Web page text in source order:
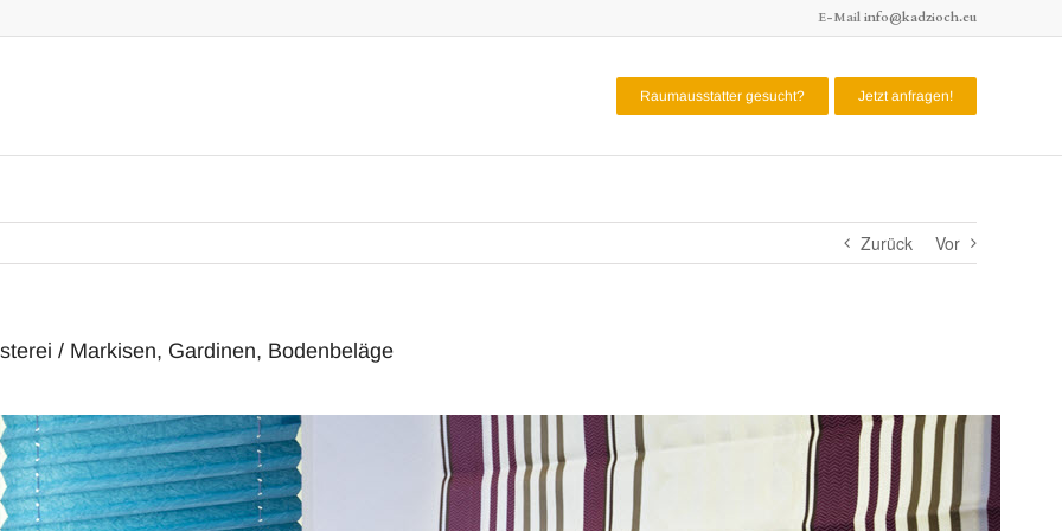
E-Mail info@kadzioch.eu
Raumausstatter gesucht? Jetzt anfragen!
Zurück Vor
/ Markisen, Gardinen, Bodenbeläge